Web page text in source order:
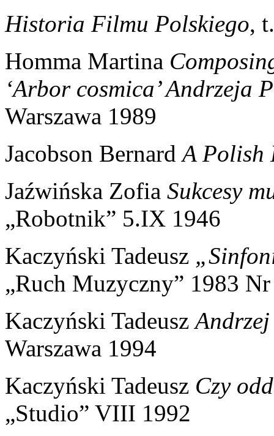
Historia Filmu Polskiego,
Homma Martina
‘Arbor cosmica’ Andrzeja
Warszawa 1989
Jacobson BernardA Polish
Jaźwińska Zofia Sukcesy
„Robotnik” 5.IX 1946
Kaczyński Tadeusz
„Ruch Muzyczny” 1983
Kaczyński Tadeusz
Warszawa 1994
Kaczyński Tadeusz Czy
„Studio” VIII 1992